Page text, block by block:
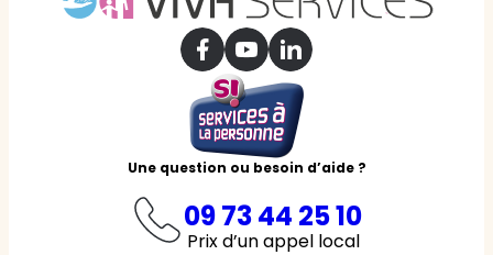
Une question ou besoin d’aide ?
09 73 44 25 10
Prix d’un appel local